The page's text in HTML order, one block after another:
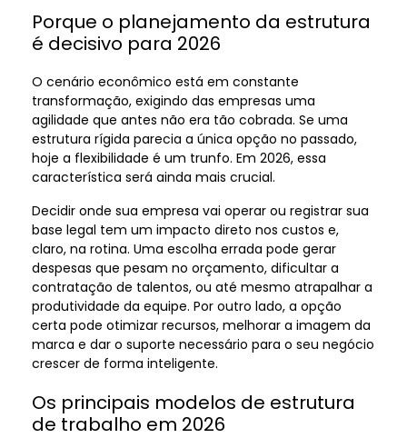
Porque o planejamento da estrutura
é decisivo para 2026
O cenário econômico está em constante
transformação, exigindo das empresas uma
agilidade que antes não era tão cobrada. Se uma
estrutura rígida parecia a única opção no passado,
hoje a flexibilidade é um trunfo. Em 2026, essa
característica será ainda mais crucial.
Decidir onde sua empresa vai operar ou registrar sua
base legal tem um impacto direto nos custos e,
claro, na rotina. Uma escolha errada pode gerar
despesas que pesam no orçamento, dificultar a
contratação de talentos, ou até mesmo atrapalhar a
produtividade da equipe. Por outro lado, a opção
certa pode otimizar recursos, melhorar a imagem da
marca e dar o suporte necessário para o seu negócio
crescer de forma inteligente.
Os principais modelos de estrutura
de trabalho em 2026